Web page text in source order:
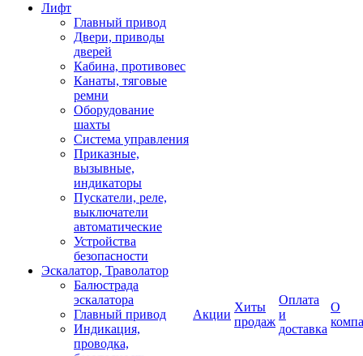
Лифт
Главный привод
Двери, приводы
дверей
Кабина, противовес
Канаты, тяговые
ремни
Оборудование
шахты
Система управления
Приказные,
вызывные,
индикаторы
Пускатели, реле,
выключатели
автоматические
Устройства
безопасности
Эскалатор, Траволатор
Балюстрада
эскалатора
Главный привод
Индикация,
проводка,
Акции
Хиты
продаж
Оплата
и
доставка
О